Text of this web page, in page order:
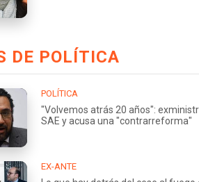
DE POLÍTICA
POLÍTICA
"Volvemos atrás 20 años":
SAE y acusa una "contrarreforma"
EX-ANTE